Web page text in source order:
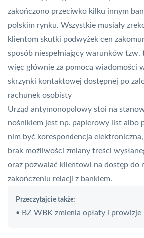
zakończono przeciwko kilku innym
polskim rynku. Wszystkie musiały
klientom skutki podwyżek cen
sposób niespełniający warunków tzw.
więc głównie za pomocą wiadomości
skrzynki kontaktowej dostępnej po
rachunek osobisty.
Urząd antymonopolowy stoi na
nośnikiem jest np. papierowy list albo
nim być korespondencja
brak możliwości zmiany treści
oraz pozwalać klientowi na dostęp do
zakończeniu relacji z bankiem.
Przeczytajcie także:
• BZ WBK zmienia opłaty i prowizje